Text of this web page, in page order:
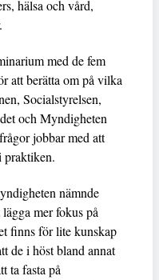
hälsa och vård,
med de fem
att berätta om på vilka
Socialstyrelsen,
och Myndigheten
jobbar med att
praktiken.
nämnde
mer fokus på
finns för lite kunskap
de i höst bland annat
ta fasta på